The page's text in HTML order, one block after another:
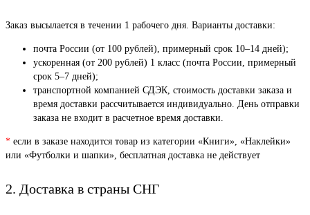
Заказ высылается в течении 1 рабочего дня. Варианты доставки:
почта России (от 100 рублей), примерный срок 10–14 дней);
ускоренная (от 200 рублей) 1 класс (почта России, примерный
срок 5–7 дней);
транспортной компанией СДЭК, стоимость доставки заказа и
время доставки рассчитывается индивидуально. День отправки
заказа не входит в расчетное время доставки.
* если в заказе находится товар из категории «Книги», «Наклейки»
или «Футболки и шапки», бесплатная доставка не действует
2. Доставка в страны СНГ